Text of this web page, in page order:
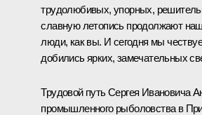
трудолюбивых, упорных,
славную летопись продолжают
люди, как вы. И сегодня мы
добились ярких, замечательных
Трудовой путь Сергея Ивановича
промышленного рыболовства в